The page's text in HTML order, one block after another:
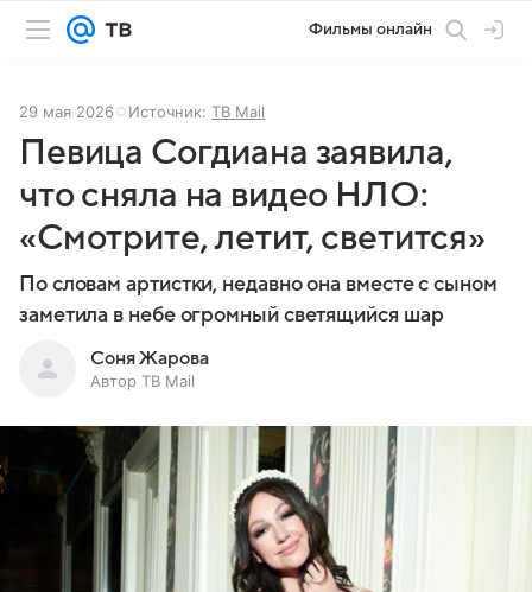
Фильмы онлайн
29 мая 2026 Источник: ТВ Mail
Певица Согдиана заявила,
что сняла на видео НЛО:
«Смотрите, летит, светится»
По словам артистки, недавно она вместе с сыном
заметила в небе огромный светящийся шар
Соня Жарова
Автор ТВ Mail